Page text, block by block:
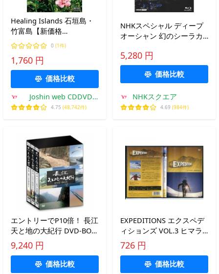
Healing Islands 石垣島・
竹富島【新価格
版】/BGV[DVD]【返品種別
A】
0 (1件)
1,760 円
価格比較
Joshin web CDDVD
Yahoo!店
4.75 (48,742件)
NHKスペシャル ディープ
オーシャン 幻のシーラカ
5,280 円
価格比較
NHKスクエア
4.69 (984件)
エントリーでP10倍！ 長江
天と地の大紀行 DVD-BOX
全3枚【NHK DVD公式】
9,240 円
価格比較
EXPEDITIONS エクスペデ
ィションズ VOL.3 ヒマラ
ヤ 生命の灯火/中古DVD レ
ンタル落ち/c0594
726 円
価格比較